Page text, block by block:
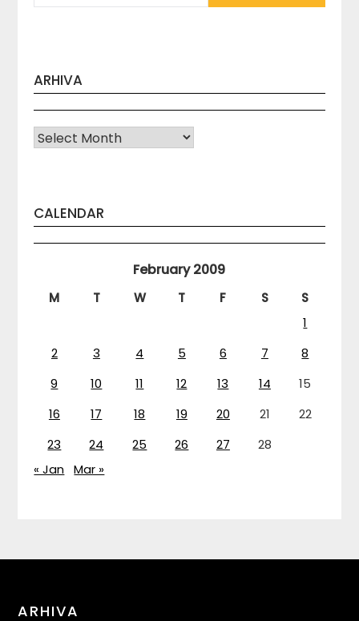
ARHIVA
Arhiva
CALENDAR
February 2009
M T W T F S
S
1
2
3 4 5 6 7
8
9
10 11 12 13 14
15
16
17 18 19 20 21
22
23
24 25 26 27
28
« Jan Mar »
ARHIVA